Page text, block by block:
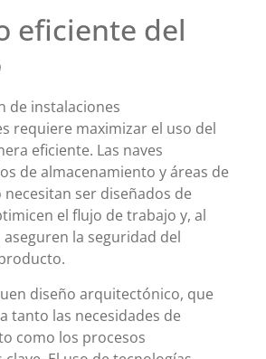
del
de instalaciones
requiere maximizar el uso del
eficiente. Las naves
de almacenamiento y áreas de
ser diseñados de
el flujo de trabajo y, al
la seguridad del
diseño arquitectónico, que
tanto las necesidades de
como los procesos